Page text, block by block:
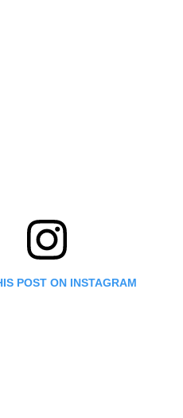
POST ON INSTAGRAM